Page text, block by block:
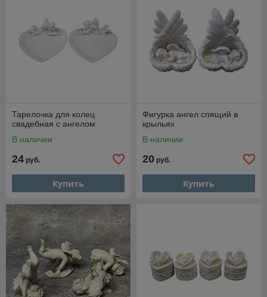
Тарелочка для колец
свадебная с ангелом
В наличии
24 руб.
Купить
Фигурка ангел спящий в
крыльях
В наличии
20 руб.
Купить